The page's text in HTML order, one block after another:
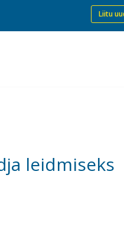
Liitu
leidmiseks